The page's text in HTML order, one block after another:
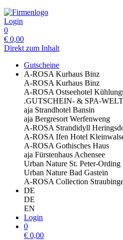
Login
0
€ 0,00
Direkt zum Inhalt
Gutscheine
A-ROSA Kurhaus Binz
A-ROSA Kurhaus Binz
A-ROSA Ostseehotel
.GUTSCHEIN- & SPA-
aja Strandhotel Bansin
aja Bergresort Werfenweng
A-ROSA Strandidyll
A-ROSA Ifen Hotel
A-ROSA Gothisches Haus
aja Fürstenhaus Achensee
Urban Nature St. Peter-Ording
Urban Nature Bad Gastein
A-ROSA Collection
DE
DE
EN
Login
0
€ 0,00